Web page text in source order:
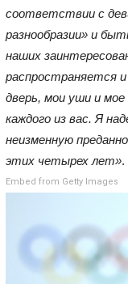
соответствии с
разнообразии» и
наших
распространяется
дверь, мои уши и
каждого из вас. Я
неизменную
этих четырех лет».
Embed from Getty Images